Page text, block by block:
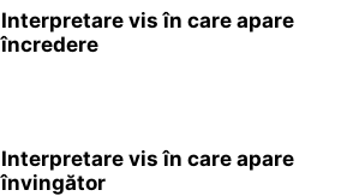
Interpretare vis în care apare
încredere
Interpretare vis în care apare
învingător